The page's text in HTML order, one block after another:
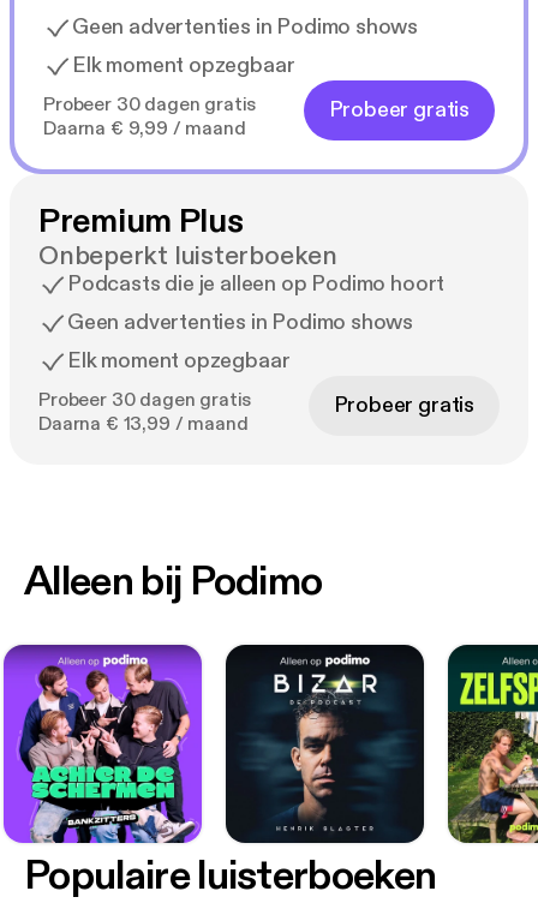
Geen advertenties in Podimo shows
Elk moment opzegbaar
Probeer 30 dagen gratis
Daarna € 9,99 / maand
Probeer gratis
Premium Plus
Onbeperkt luisterboeken
Podcasts die je alleen op Podimo hoort
Geen advertenties in Podimo shows
Elk moment opzegbaar
Probeer 30 dagen gratis
Daarna € 13,99 / maand
Probeer gratis
Alleen bij Podimo
Populaire luisterboeken